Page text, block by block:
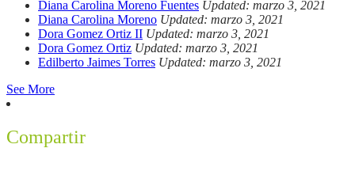
Diana Carolina Moreno Fuentes Updated: marzo 3, 2021
Diana Carolina Moreno Updated: marzo 3, 2021
Dora Gomez Ortiz II Updated: marzo 3, 2021
Dora Gomez Ortiz Updated: marzo 3, 2021
Edilberto Jaimes Torres Updated: marzo 3, 2021
See More
Compartir